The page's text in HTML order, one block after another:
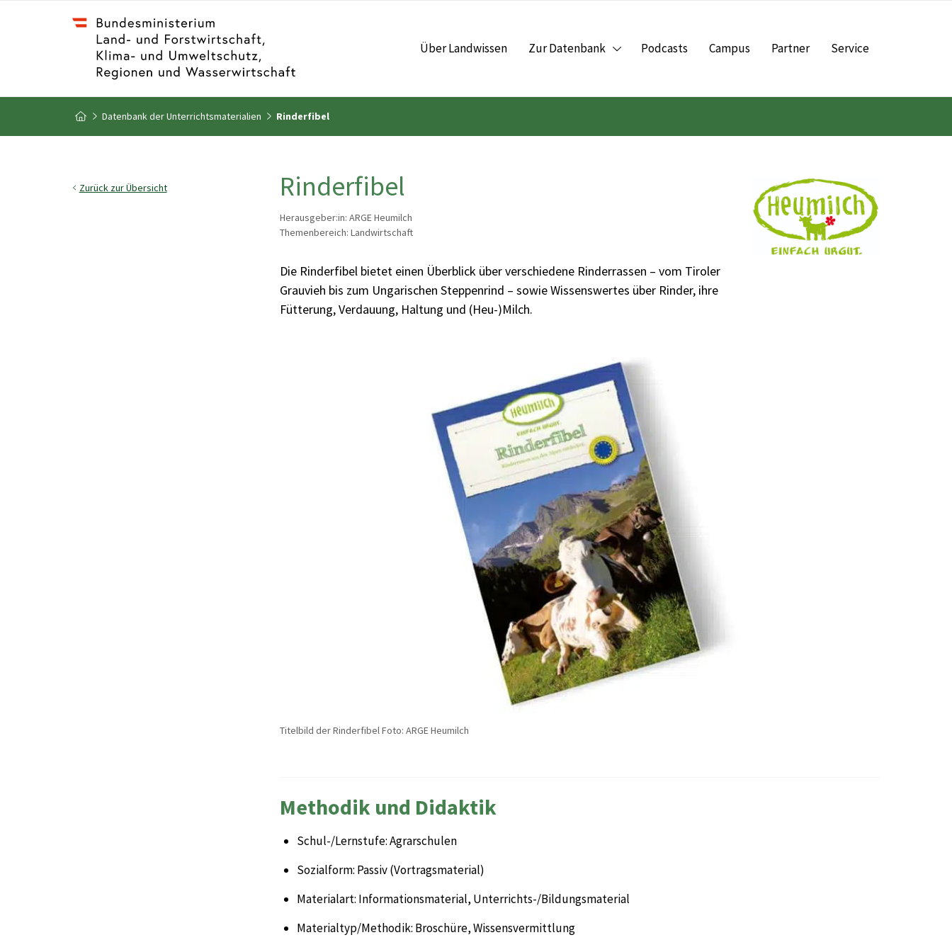
Zum Inhalt
Zum Inhaltsverzeichnis
Zur Startseite
Über Landwissen Zur Datenbank Podcasts Campus Partner Service
Datenbank der Unterrichtsmaterialien Rinderfibel
Zurück zur Übersicht Rinderfibel
Herausgeber:in: ARGE Heumilch
Themenbereich: Landwirtschaft
Die Rinderfibel bietet einen Überblick über verschiedene Rinderrassen – vom Tiroler
Grauvieh bis zum Ungarischen Steppenrind – sowie Wissenswertes über Rinder, ihre
Fütterung, Verdauung, Haltung und (Heu-)Milch.
Titelbild der Rinderfibel Foto: ARGE Heumilch
Methodik und Didaktik
Schul-/Lernstufe: Agrarschulen
Sozialform: Passiv (Vortragsmaterial)
Materialart: Informationsmaterial, Unterrichts-/Bildungsmaterial
Materialtyp/Methodik: Broschüre, Wissensvermittlung